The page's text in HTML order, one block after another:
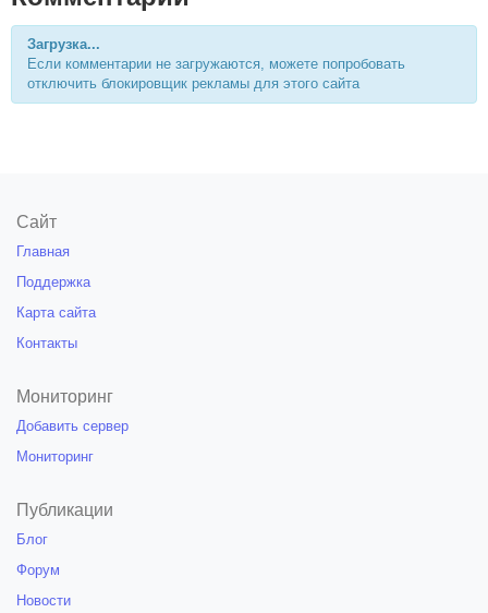
Загрузка...
Если комментарии не загружаются, можете попробовать
отключить блокировщик рекламы для этого сайта
Сайт
Главная
Поддержка
Карта сайта
Контакты
Мониторинг
Добавить сервер
Мониторинг
Публикации
Блог
Форум
Новости